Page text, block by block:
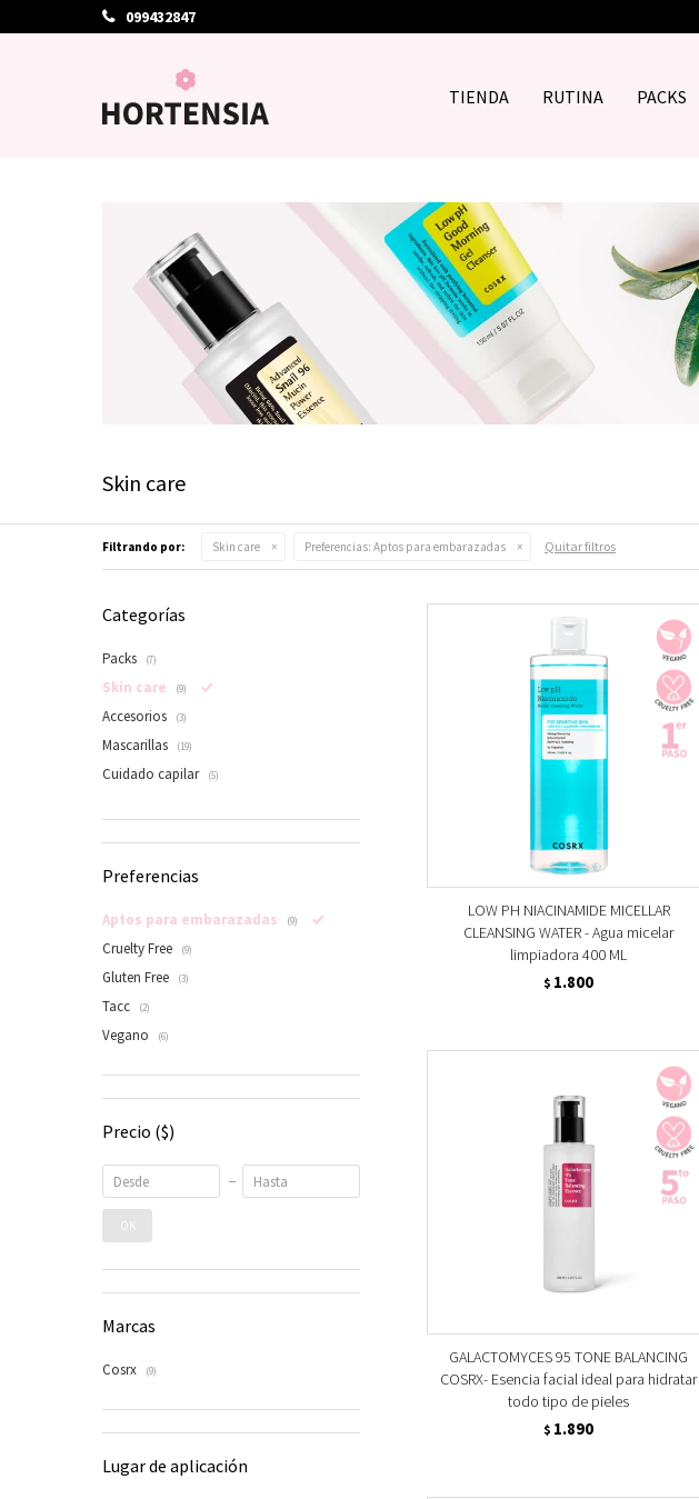
TIENDA RUTINA PACKS
099432847
Skin care
Filtrando por: Skin care Preferencias: Aptos para embarazadas Quitar filtros
LOW PH NIACINAMIDE MICELLAR
CLEANSING WATER - Agua micelar
limpiadora 400 ML
$ 1.800
GALACTOMYCES 95 TONE BALANCING
COSRX- Esencia facial ideal para hidratar
todo tipo de pieles
$ 1.890
Categorías
Packs (7)
Skin care (9)
Accesorios (3)
Mascarillas (19)
Cuidado capilar (5)
Preferencias
Aptos para embarazadas (9)
Cruelty Free (9)
Gluten Free (3)
Tacc (2)
Vegano (6)
Precio ($)
OK
Marcas
Cosrx (9)
Lugar de aplicación